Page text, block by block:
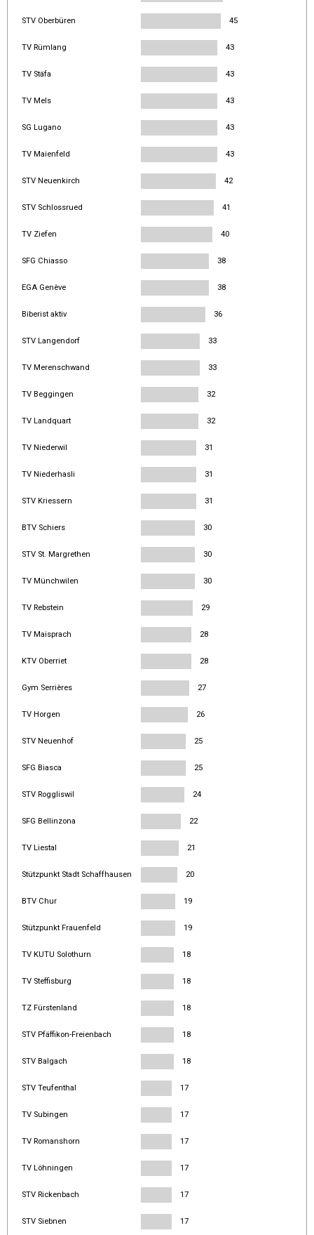
STV Oberbüren 45
TV Rümlang 43
TV Stäfa 43
TV Mels 43
SG Lugano 43
TV Maienfeld 43
STV Neuenkirch 42
STV Schlossrued 41
TV Ziefen 40
SFG Chiasso 38
EGA Genève 38
Biberist aktiv 36
STV Langendorf 33
TV Merenschwand 33
TV Beggingen 32
TV Landquart 32
TV Niederwil 31
TV Niederhasli 31
STV Kriessern 31
BTV Schiers 30
STV St. Margrethen 30
TV Münchwilen 30
TV Rebstein 29
TV Maisprach 28
KTV Oberriet 28
Gym Serrières 27
TV Horgen 26
STV Neuenhof 25
SFG Biasca 25
STV Roggliswil 24
SFG Bellinzona 22
TV Liestal 21
Stützpunkt Stadt Schaffhausen 20
BTV Chur 19
Stützpunkt Frauenfeld 19
TV KUTU Solothurn 18
TV Steffisburg 18
TZ Fürstenland 18
STV Pfäffikon-Freienbach 18
STV Balgach 18
STV Teufenthal 17
TV Subingen 17
TV Romanshorn 17
TV Löhningen 17
STV Rickenbach 17
STV Siebnen 17